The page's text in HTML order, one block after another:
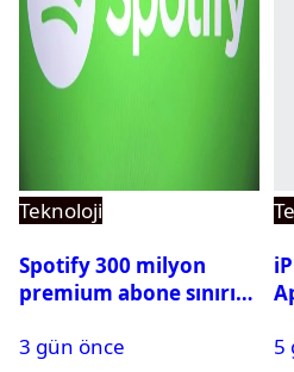
Teknoloji
Spotify 300 milyon
premium abone sınırını
3 gün önce
5